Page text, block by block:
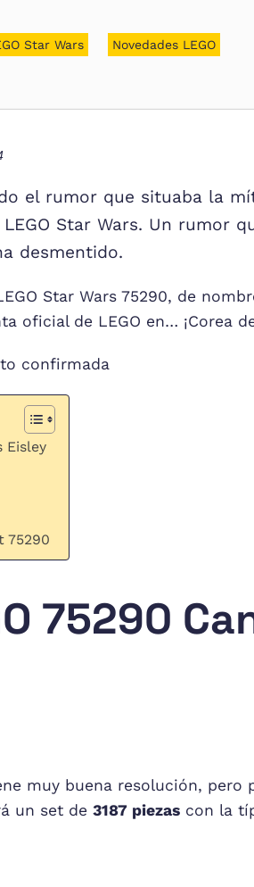
Star Wars Novedades LEGO
el rumor que situaba la
Star Wars. Un rumor
desmentido.
Star Wars 75290, de
oficial de LEGO en… ¡Corea
confirmada
Eisley
75290
75290
muy buena resolución, pero
un set de 3187 piezas con la